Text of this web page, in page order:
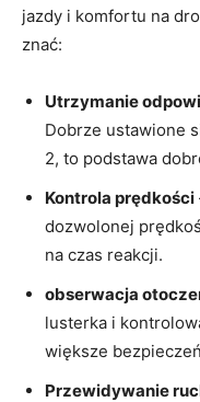
⁣jazdy i komfortu na
znać:
Utrzymanie
‌Dobrze ustawione
2, to podstawa
Kontrola prędkości
dozwolonej
na czas reakcji.
obserwacja
lusterka i
większe
Przewidywanie